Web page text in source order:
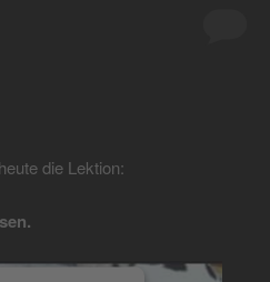
die Lektion: